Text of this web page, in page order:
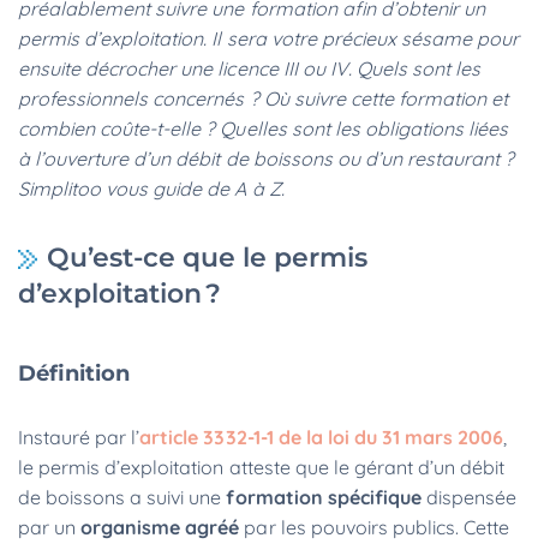
préalablement suivre une formation afin d’obtenir un
permis d’exploitation. Il sera votre précieux sésame pour
ensuite décrocher une licence III ou IV. Quels sont les
professionnels concernés ? Où suivre cette formation et
combien coûte-t-elle ? Quelles sont les obligations liées
à l’ouverture d’un débit de boissons ou d’un restaurant ?
Simplitoo vous guide de A à Z.
Qu’est-ce que le permis
d’exploitation ?
Définition
Instauré par l’article 3332-1-1 de la loi du 31 mars 2006,
le permis d’exploitation atteste que le gérant d’un débit
de boissons a suivi uneformation spécifique dispensée
par unorganisme agréé par les pouvoirs publics. Cette